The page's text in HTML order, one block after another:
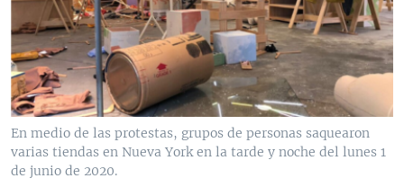
En medio de las protestas, grupos de personas saquearon
varias tiendas en Nueva York en la tarde y noche del lunes 1
de junio de 2020.